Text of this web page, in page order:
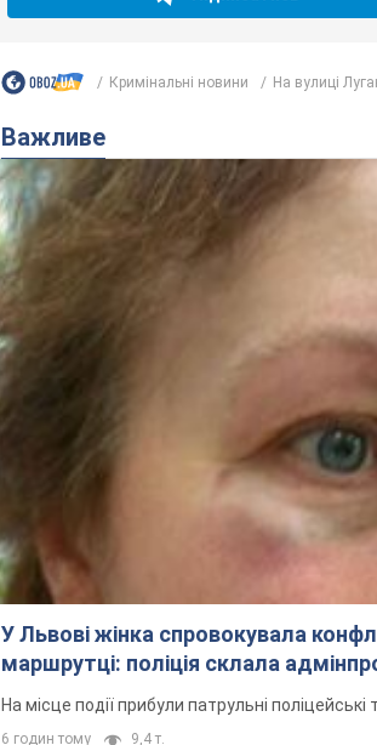
Кримінальні новини На вулиці
Важливе
У Львові жінка спровокувала
маршрутці: поліція склала
На місце події прибули патрульні
6 годин тому 9,4 т.